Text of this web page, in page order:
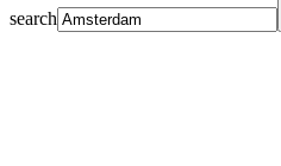
search